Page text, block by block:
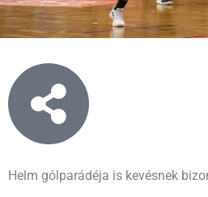
Helm gólparádéja is kevésnek